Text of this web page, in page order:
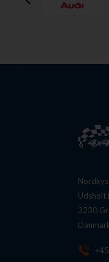
Udsholt
3230